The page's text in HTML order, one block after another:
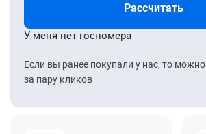
Рассчитать
Если вы ранее покупали у нас, то можно
за пару кликов
У меня нет госномера